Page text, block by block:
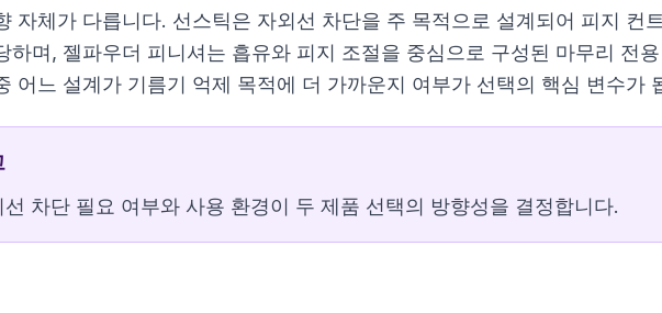
자체가 다릅니다. 선스틱은 자외선 차단을 주 목적으로 설계되어 피지 컨
하며, 젤파우더 피니셔는 흡유와 피지 조절을 중심으로 구성된 마무리 전
어느 설계가 기름기 억제 목적에 더 가까운지 여부가 선택의 핵심 변수가
선 차단 필요 여부와 사용 환경이 두 제품 선택의 방향성을 결정합니다.